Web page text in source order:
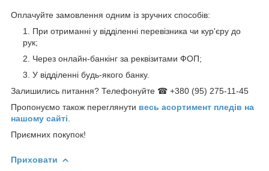
Оплачуйте замовлення одним із зручних способів:
При отриманні у відділенні перевізника чи кур'єру до
рук;
Через онлайн-банкінг за реквізитами ФОП;
У відділенні будь-якого банку.
Залишились питання? Телефонуйте ☎ +380 (95) 275-11-45
Пропонуємо також переглянути весь асортимент пледів на
нашому сайті
Приємних покупок!
Приховати